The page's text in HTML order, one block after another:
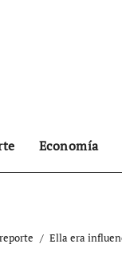
Economía
Ella era